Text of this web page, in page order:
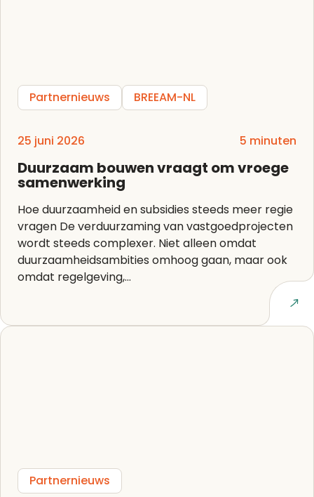
Partnernieuws BREEAM-NL
25 juni 2026 5 minuten
Duurzaam bouwen vraagt om vroege
samenwerking
Hoe duurzaamheid en subsidies steeds meer regie
vragen De verduurzaming van vastgoedprojecten
wordt steeds complexer. Niet alleen omdat
duurzaamheidsambities omhoog gaan, maar ook
omdat regelgeving,...
Lees artikel
Partnernieuws